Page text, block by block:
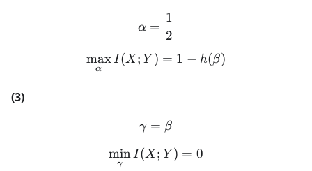
\alpha = \frac{1}{2}
α =
2
1
\max_{\alpha}I(X;Y) = 1
α
maxI(X; Y ) = 1 − h(β)
(3)
\gamma = \beta
γ = β
\min_{\gamma}I(X;Y) =
γ
minI(X; Y ) = 0